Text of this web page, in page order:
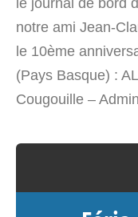
notre ami Jean-
le 10ème
(Pays Basque) :
Cougouille –